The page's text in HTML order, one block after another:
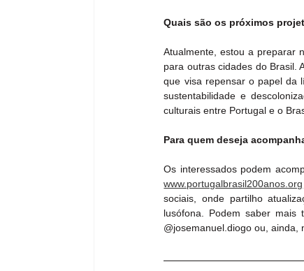
Quais são os próximos
Atualmente, estou a preparar
para outras cidades do Brasil.
que visa repensar o papel da
sustentabilidade e
culturais entre Portugal e o
Para quem deseja
www.portugalbrasil200anos.org
sociais, onde partilho
lusófona. Podem saber mais
@josemanuel.diogo ou, ainda,